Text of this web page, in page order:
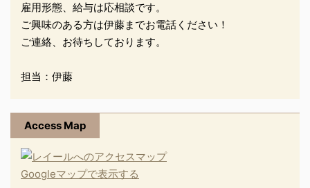
雇用形態、給与は応相談です。
ご興味のある方は伊藤までお電話ください！
ご連絡、お待ちしております。
担当：伊藤
Access Map
Googleマップで表示する